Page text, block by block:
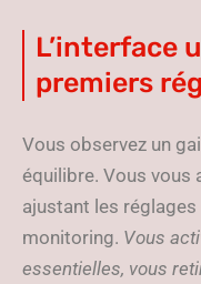
L’interface
premiers
Vous observez un
équilibre. Vous vous
ajustant les
monitoring. Vous
essentielles, vous